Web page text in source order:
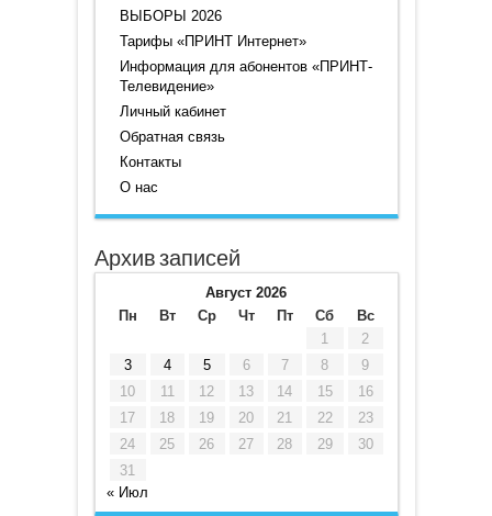
ВЫБОРЫ 2026
Тарифы «ПРИНТ Интернет»
Информация для абонентов «ПРИНТ-
Телевидение»
Личный кабинет
Обратная связь
Контакты
О нас
Архив записей
Август 2026
Пн
Вт Ср Чт Пт Сб
Вс
1
2
3
4 5 6 7 8
9
10
11 12 13 14 15
16
17
18 19 20 21 22
23
24
25 26 27 28 29
30
31
« Июл